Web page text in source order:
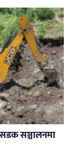
सञ्चालनमा